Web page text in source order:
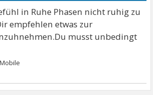
in Ruhe Phasen nicht ruhig zu
empfehlen etwas zur
musst unbedingt